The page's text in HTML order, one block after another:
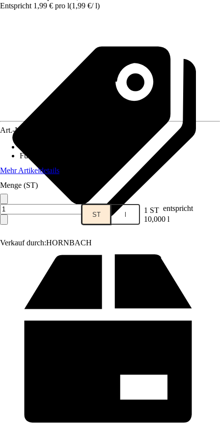
Entspricht 1,99 € pro l(1,99 €/ l)
Verkauf durch:HORNBACH
Art.-Nr.
Futtermittelart
Mehr Artikeldetails
Menge (ST)
ST l 1 ST entspricht
10,000 l